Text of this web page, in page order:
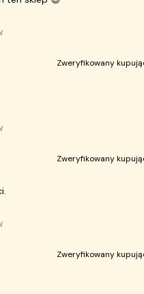
Zweryfikowany
Zweryfikowany
Zweryfikowany